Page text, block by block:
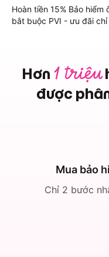
Hoàn tiền 15% Bảo hiểm
bắt buộc PVI - ưu đãi chỉ
Hơn 1 triệu
được
Mua bảo
Chỉ 2 bước